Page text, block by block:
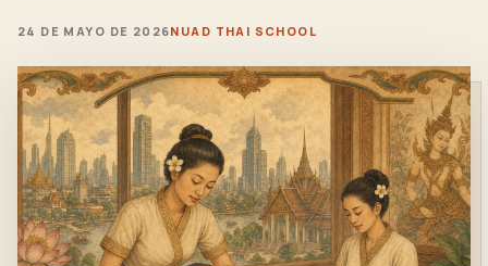
24 DE MAYO DE 2026NUAD THAI SCHOOL